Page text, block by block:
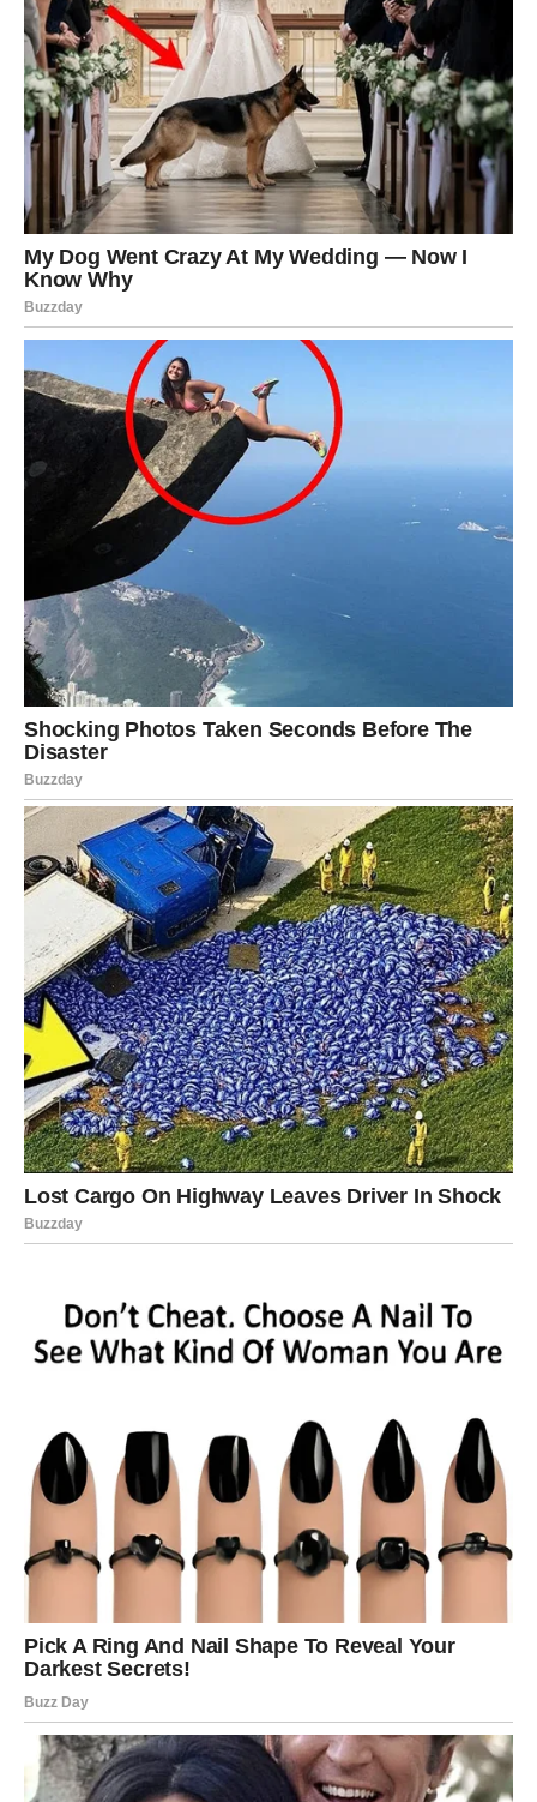
donosi iznenadne odluke
pokreće sudbinske susrete
donosi vesti koje menjaju tok godine
Posebno snažno deluje na emotivni plan, ali i na finansije.
Mnogi će baš u ovom periodu dobiti
znak, poruku, poziv
ili ponudu
JARAC – ČUDO KOJE DOLAZI
TIHO, ALI MENJA SVE
Za Jarčeve , mlad Mesec 18. januara je
lični preokret
sudbine. Vi ste znak koji je najviše ćutao, trpeo i išao
napred i kada je bilo najteže. Upravo zato vam sada stiže
nagrada.
U narednim danima:
dolazi prilika vezana za posao ili novac
osoba iz prošlosti može se javiti sa drugačijom
energijom
donosite odluku koja vas oslobađa tereta
Ono što je posebno važno –prestajete da sumnjate u
sebe. Mlad Mesec vam daje snagu da presečete nešto
što vas je kočilo mesecima, pa čak i godinama. Sudbina
vas gura napred, čak i ako vas je malo strah.
Za mnoge Jarčeve ovo je početaknajstabilnijeg perioda
u životu.
RAK – EMOTIVNO ČUDO I
NOVI POČETAK U LJUBAVI
emocija. Ako ste mislili da ste previše dali, a malo dobili –
istina izlazi na videlo.
sudbinski razgovor
pomirenje ili konačan raskid
Ono što sledi Rakovima jeste
više ne pristajete na mrvice. Ili dobijate sve – ili zatvarate
vrata zauvek. I upravo u toj odluci dolazi čudo.
Mnogi Rakovi će u ovom periodu započeti vezu koja ima